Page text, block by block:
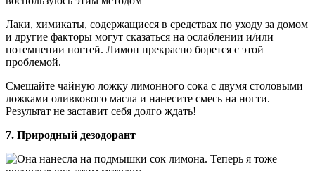
Лаки, химикаты, содержащиеся в средствах по уходу за домом
и другие факторы могут сказаться на ослаблении и/или
потемнении ногтей. Лимон прекрасно борется с этой
проблемой.
Смешайте чайную ложку лимонного сока с двумя столовыми
ложками оливкового масла и нанесите смесь на ногти.
Результат не заставит себя долго ждать!
7. Природный дезодорант